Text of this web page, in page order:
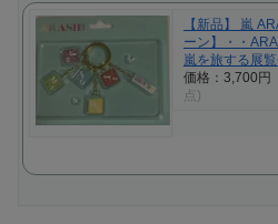
【新品】 嵐
ーン】・・
嵐を旅する展
価格：3,700円
点)